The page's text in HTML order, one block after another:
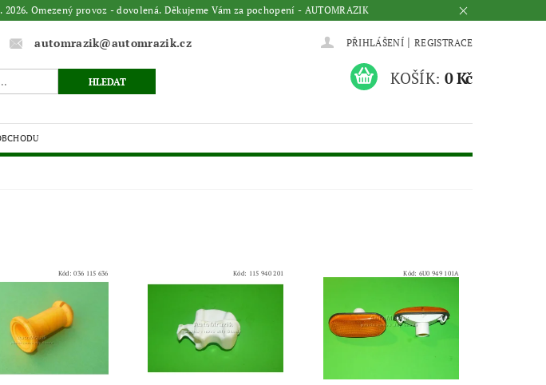
Omezený provoz - dovolená. Děkujeme Vám za pochopení - AUTOMRAZIK
automrazik@automrazik.cz PŘIHLÁŠENÍ | REGISTRACE
KOŠÍK: 0 Kč
Kód:036 115 636 Kód: 115 940 201 Kód: 6U0 949 101A